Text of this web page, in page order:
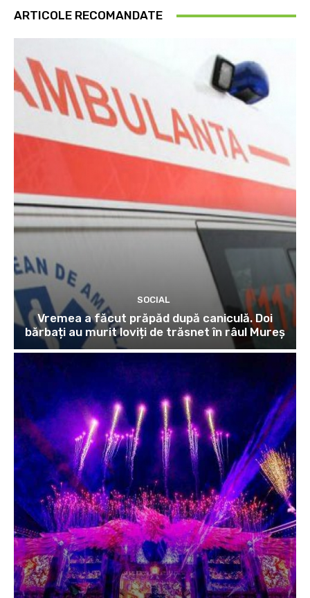
ARTICOLE RECOMANDATE
SOCIAL
Vremea a făcut prăpăd după caniculă. Doi
bărbați au murit loviți de trăsnet în râul Mureș